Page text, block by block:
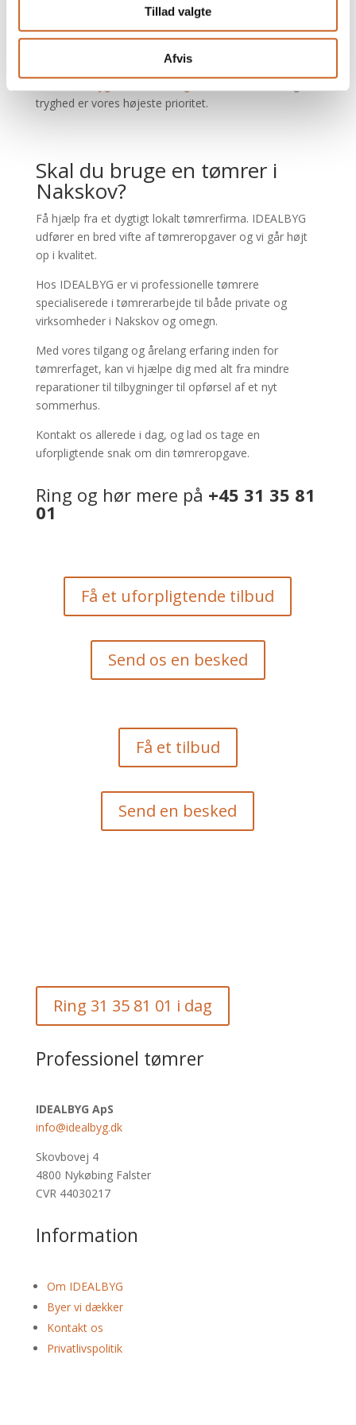
Tillad valgte
Afvis
opfylder alle dine behov.
standarderne inden for byggeri og anlæg, og som er
tryghed er vores højeste prioritet.
Skal du bruge en tømrer i
Nakskov?
Få hjælp fra et dygtigt lokalt tømrerfirma. IDEALBYG
udfører en bred vifte af tømreropgaver og vi går højt
op i kvalitet.
Hos IDEALBYG er vi professionelle tømrere
specialiserede i tømrerarbejde til både private og
virksomheder i Nakskov og omegn.
Med vores tilgang og årelang erfaring inden for
tømrerfaget, kan vi hjælpe dig med alt fra mindre
reparationer til tilbygninger til opførsel af et nyt
sommerhus.
Kontakt os allerede i dag, og lad os tage en
uforpligtende snak om din tømreropgave.
Ring og hør mere på +45 31 35 81
01
Få et uforpligtende tilbud
Send os en besked
Få et tilbud
Send en besked
Ring 31 35 81 01 i dag
Professionel tømrer
IDEALBYG ApS
info@idealbyg.dk
Skovbovej 4
4800 Nykøbing Falster
CVR 44030217
Information
Om IDEALBYG
Byer vi dækker
Kontakt os
Privatlivspolitik